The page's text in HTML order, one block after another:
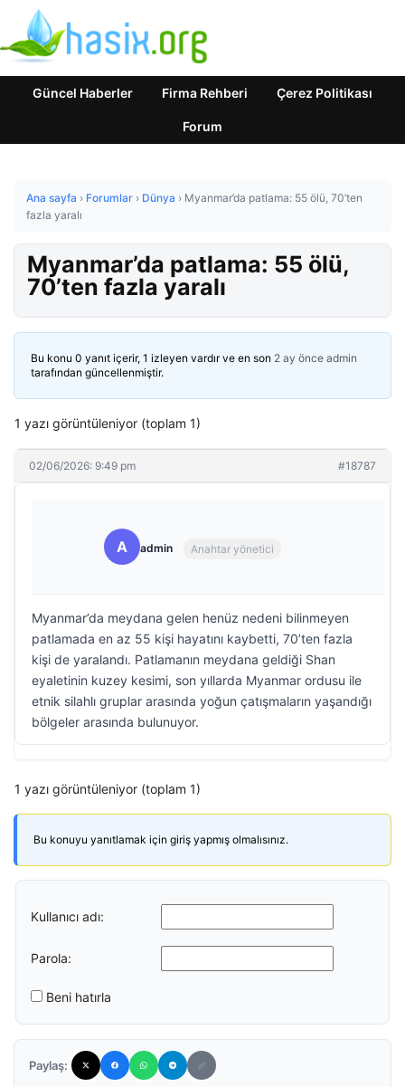
Güncel Haberler Firma Rehberi Çerez Politikası
Forum
Ana sayfa › Forumlar › Dünya › Myanmar’da patlama: 55 ölü, 70’ten
fazla yaralı
Myanmar’da patlama: 55 ölü,
70’ten fazla yaralı
Bu konu 0 yanıt içerir, 1 izleyen vardır ve en son 2 ay önce admin
tarafından güncellenmiştir.
1 yazı görüntüleniyor (toplam 1)
02/06/2026: 9:49 pm #18787
A admin Anahtar yönetici
Myanmar’da meydana gelen henüz nedeni bilinmeyen
patlamada en az 55 kişi hayatını kaybetti, 70’ten fazla
kişi de yaralandı. Patlamanın meydana geldiği Shan
eyaletinin kuzey kesimi, son yıllarda Myanmar ordusu ile
etnik silahlı gruplar arasında yoğun çatışmaların yaşandığı
bölgeler arasında bulunuyor.
1 yazı görüntüleniyor (toplam 1)
Bu konuyu yanıtlamak için giriş yapmış olmalısınız.
Kullanıcı adı:
Parola:
Beni hatırla
Paylaş: